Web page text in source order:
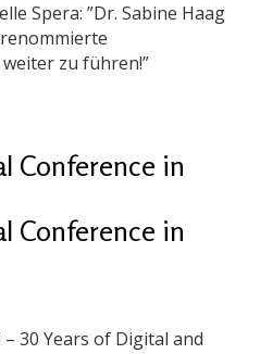
Spera: ”Dr. Sabine Haag
zu führen!”
Conference in
Conference in
30 Years of Digital and